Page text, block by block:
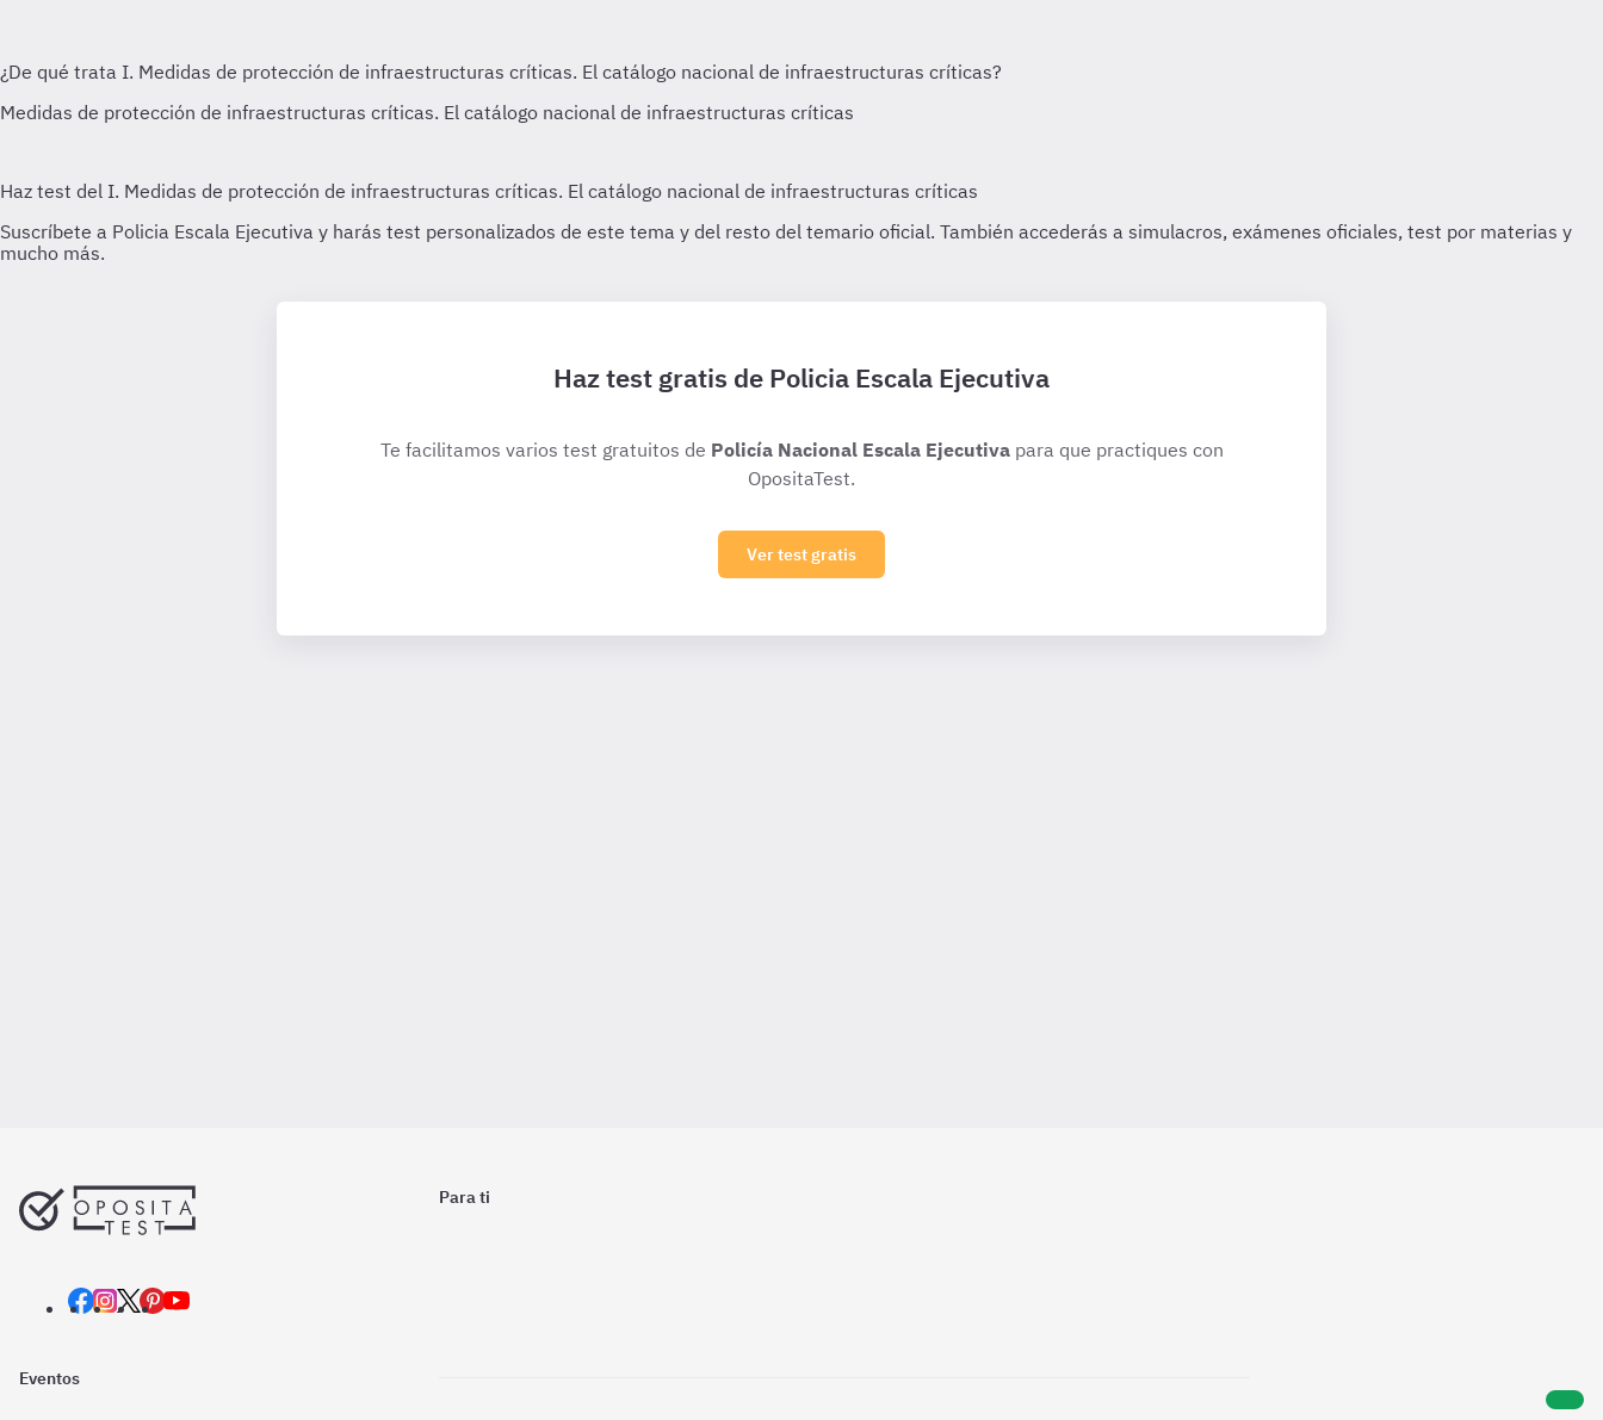
Haz test gratis de Policia Escala Ejecutiva
Te facilitamos varios test gratuitos de Policía Nacional Escala Ejecutivapara que practiques con
OpositaTest.
Ver test gratis
Para ti
Eventos